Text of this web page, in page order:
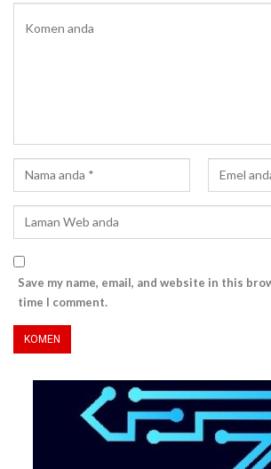
Save my name, email, and website in this
time I comment.